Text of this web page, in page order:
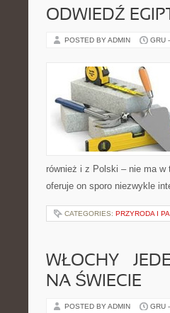
ODWIEDŹ
POSTED BY ADMIN GRU
również i z Polski – nie ma
oferuje on sporo niezwykle
CATEGORIES: PRZYRODA I
WŁOCHY –
NA ŚWIECIE
POSTED BY ADMIN GRU